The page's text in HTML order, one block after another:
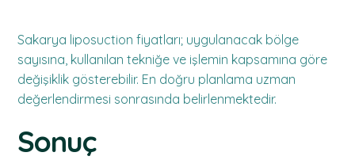
Sakarya liposuction fiyatları; uygulanacak bölge
sayısına, kullanılan tekniğe ve işlemin kapsamına göre
değişiklik gösterebilir. En doğru planlama uzman
değerlendirmesi sonrasında belirlenmektedir.
Sonuç